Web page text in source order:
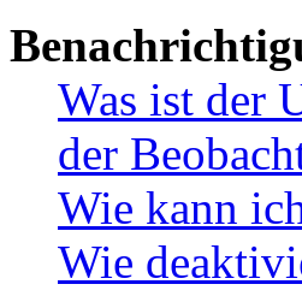
Was ist der
der
Wie kann
Wie